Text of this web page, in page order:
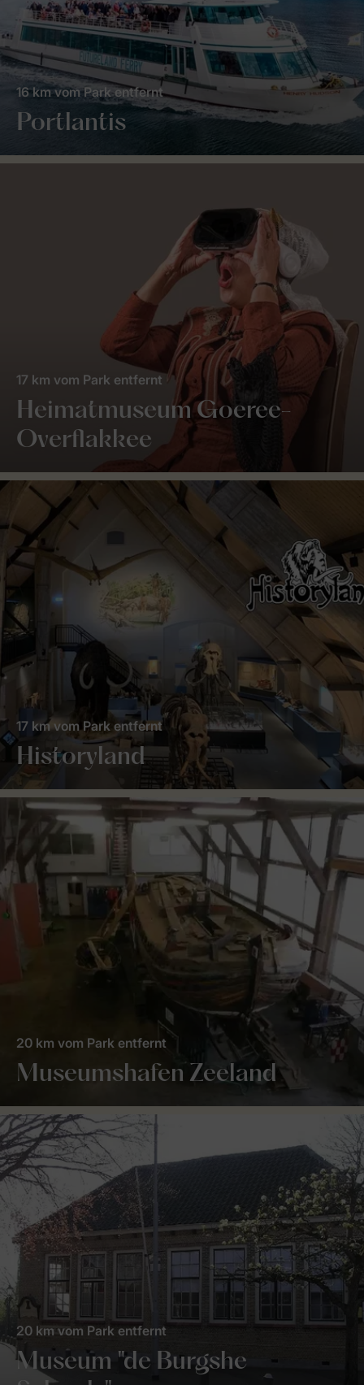
Portlantis
16 km vom Park entfernt
Heimatmuseum Goeree-
Overflakkee
17 km vom Park entfernt
Historyland
17 km vom Park entfernt
Museumshafen Zeeland
20 km vom Park entfernt
Museum "de Burgshe
20 km vom Park entfernt